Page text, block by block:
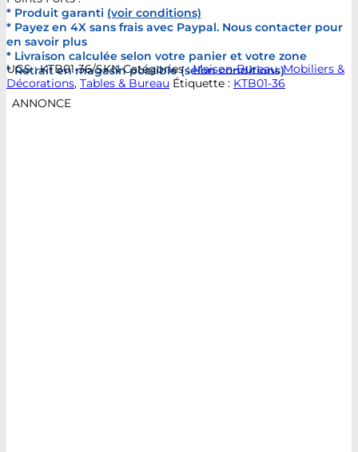
* Produit garanti (voir conditions)
* Payez en 4X sans frais avec Paypal. Nous contacter pour
en savoir plus
* Livraison calculée selon votre panier et votre zone
* Retrait en magasin possible (selon conditions)
UGS :KTB01-36/SKN Catégories :Maison-Bureau,Mobiliers &
Décorations, Tables & Bureau Étiquette : KTB01-36
ANNONCE